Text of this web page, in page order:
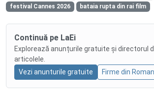
festival Cannes 2026
bataia rupta din rai film
Continuă pe LaEi
Explorează anunțurile gratuite și directorul
articolele.
Vezi anunturile gratuite
Firme din